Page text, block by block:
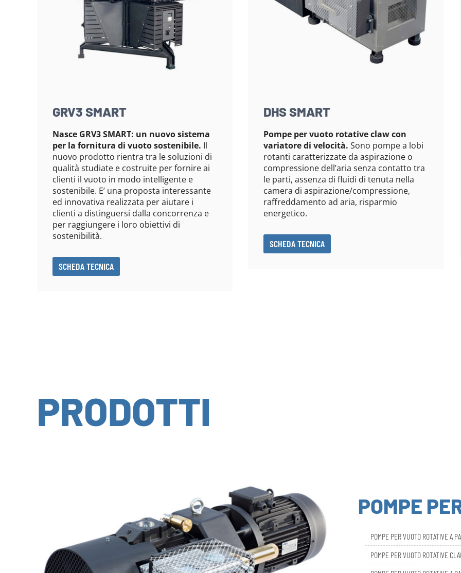
GRV3 SMART
Nasce GRV3 SMART: un nuovo sistema
per la fornitura di vuoto sostenibile. Il
nuovo prodotto rientra tra le soluzioni di
qualità studiate e costruite per fornire ai
clienti il vuoto in modo intelligente e
sostenibile. E’ una proposta interessante
ed innovativa realizzata per aiutare i
clienti a distinguersi dalla concorrenza e
per raggiungere i loro obiettivi di
sostenibilità.
SCHEDA TECNICA
DHS SMART
Pompe per vuoto rotative claw con
variatore di velocità. Sono pompe a lobi
rotanti caratterizzate da aspirazione o
compressione dell’aria senza contatto tra
le parti, assenza di fluidi di tenuta nella
camera di aspirazione/compressione,
raffreddamento ad aria, risparmio
energetico.
SCHEDA TECNICA
PRODOTTI
POMPE
POMPE PER VUOTO ROTATIVE A
POMPE PER VUOTO ROTATIVE